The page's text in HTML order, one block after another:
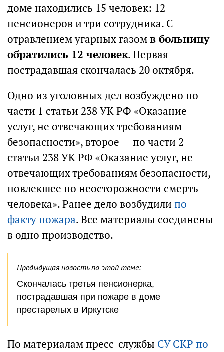
доме находились 15 человек: 12
пенсионеров и три сотрудника. С
отравлением угарных газомв больницу
обратились 12 человек. Первая
пострадавшая скончалась 20 октября.
Одно из уголовных дел возбуждено по
части 1 статьи 238 УК РФ «Оказание
услуг, не отвечающих требованиям
безопасности», второе — по части 2
статьи 238 УК РФ «Оказание услуг, не
отвечающих требованиям безопасности,
повлекшее по неосторожности смерть
человека». Ранее дело возбудили по
факту пожара. Все материалы соединены
в одно производство.
Предыдущая новость по этой теме:
Скончалась третья пенсионерка,
пострадавшая при пожаре в доме
престарелых в Иркутске
По материалам пресс-службы СУ СКР по